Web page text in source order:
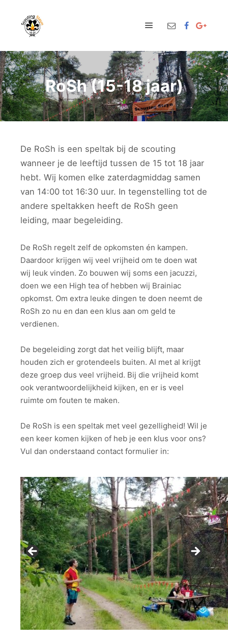
RoSh (15-18 jaar)
De RoSh is een speltak bij de scouting
wanneer je de leeftijd tussen de 15 tot 18 jaar
hebt. Wij komen elke zaterdagmiddag samen
van 14:00 tot 16:30 uur. In tegenstelling tot de
andere speltakken heeft de RoSh geen
leiding, maar begeleiding.
De RoSh regelt zelf de opkomsten én kampen.
Daardoor krijgen wij veel vrijheid om te doen wat
wij leuk vinden. Zo bouwen wij soms een jacuzzi,
doen we een High tea of hebben wij Brainiac
opkomst. Om extra leuke dingen te doen neemt de
RoSh zo nu en dan een klus aan om geld te
verdienen.
De begeleiding zorgt dat het veilig blijft, maar
houden zich er grotendeels buiten. Al met al krijgt
deze groep dus veel vrijheid. Bij die vrijheid komt
ook verantwoordelijkheid kijken, en er is veel
ruimte om fouten te maken.
De RoSh is een speltak met veel gezelligheid! Wil je
een keer komen kijken of heb je een klus voor ons?
Vul dan onderstaand contact formulier in: